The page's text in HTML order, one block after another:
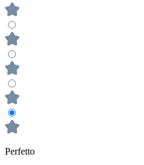
Perfetto